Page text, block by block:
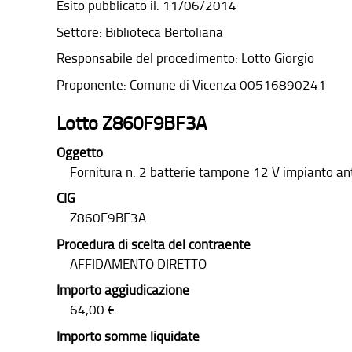
Esito pubblicato il: 11/06/2014
Settore: Biblioteca Bertoliana
Responsabile del procedimento: Lotto Giorgio
Proponente: Comune di Vicenza 00516890241
Lotto Z860F9BF3A
Oggetto
Fornitura n. 2 batterie tampone 12 V impianto
CIG
Z860F9BF3A
Procedura di scelta del contraente
AFFIDAMENTO DIRETTO
Importo aggiudicazione
64,00 €
Importo somme liquidate